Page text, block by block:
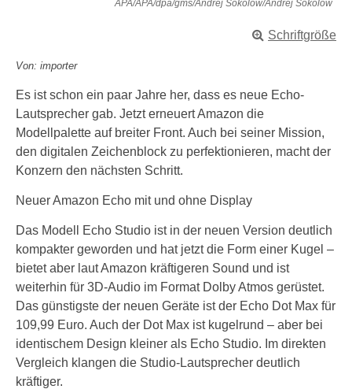
APA/APA/dpa/gms/Andrej Sokolow/Andrej Sokolow
Schriftgröße
Von: importer
Es ist schon ein paar Jahre her, dass es neue Echo-
Lautsprecher gab. Jetzt erneuert Amazon die
Modellpalette auf breiter Front. Auch bei seiner Mission,
den digitalen Zeichenblock zu perfektionieren, macht der
Konzern den nächsten Schritt.
Neuer Amazon Echo mit und ohne Display
Das Modell Echo Studio ist in der neuen Version deutlich
kompakter geworden und hat jetzt die Form einer Kugel –
bietet aber laut Amazon kräftigeren Sound und ist
weiterhin für 3D-Audio im Format Dolby Atmos gerüstet.
Das günstigste der neuen Geräte ist der Echo Dot Max für
109,99 Euro. Auch der Dot Max ist kugelrund – aber bei
identischem Design kleiner als Echo Studio. Im direkten
Vergleich klangen die Studio-Lautsprecher deutlich
kräftiger.